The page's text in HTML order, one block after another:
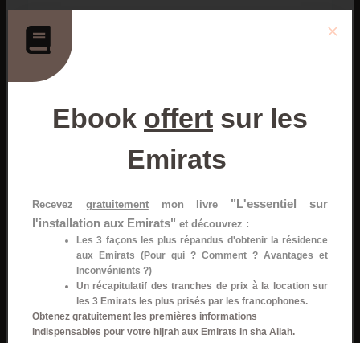
Qu’est-ce qui te plait le moins dans ta vie aux
Emirats ?
Bah franchement, ici j’ai trouvé ce que je voulais. J’étais
reste difficile l’été mais tout est adapté pour ne pas trop
en souffrir wal hamdulillah.
Ok et qu’est-ce que tu aimes le plus ?
La facilité qu’il y a pour pratiquer sa religion. Après le
cadre pour les femmes également. Moi j’ai vécu au Maroc
et on va dire que ma femme se sent mieux ici. Elle se
sentait bien au Maroc wal hamdulilah mais ici la société
est tournée vers le respect des femmes et la facilité envers
les femmes. Les lieux réservés aux femmes, les files
d’attente réservées aux femmes, les endroits où elles sont
prioritaires…
Ebook offert sur les
Emirats
Recevez gratuitementmon livre "L'essentiel sur
l'installation aux Emirats" et découvrez :
Les 3 façons les plus répandus d'obtenir la résidence
aux Emirats (Pour qui ? Comment ? Avantages et
Inconvénients ?)
Un récapitulatif des tranches de prix à la location sur
les 3 Emirats les plus prisés par les francophones.
Obtenez gratuitement les premières informations
indispensables pour votre hijrah aux Emirats in sha Allah.